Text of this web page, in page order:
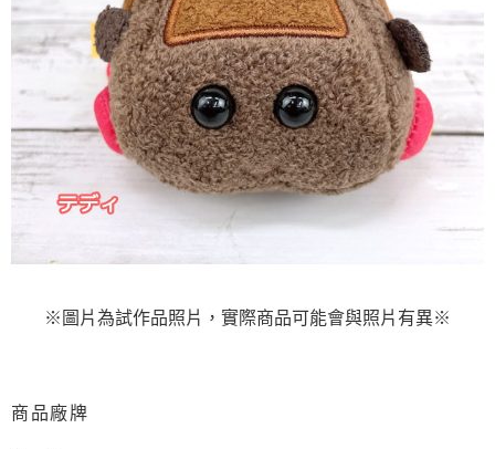
※圖片為試作品照片，實際商品可能會與照片有異※
商品廠牌